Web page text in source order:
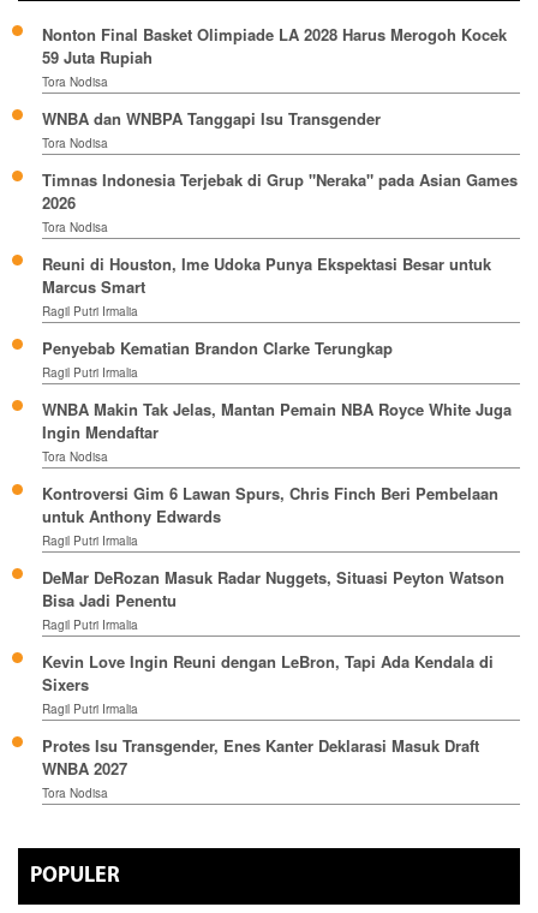
Nonton Final Basket Olimpiade LA 2028 Harus Merogoh Kocek
59 Juta Rupiah
Tora Nodisa
WNBA dan WNBPA Tanggapi Isu Transgender
Tora Nodisa
Timnas Indonesia Terjebak di Grup "Neraka" pada Asian Games
2026
Tora Nodisa
Reuni di Houston, Ime Udoka Punya Ekspektasi Besar untuk
Marcus Smart
Ragil Putri Irmalia
Penyebab Kematian Brandon Clarke Terungkap
Ragil Putri Irmalia
WNBA Makin Tak Jelas, Mantan Pemain NBA Royce White Juga
Ingin Mendaftar
Tora Nodisa
Kontroversi Gim 6 Lawan Spurs, Chris Finch Beri Pembelaan
untuk Anthony Edwards
Ragil Putri Irmalia
DeMar DeRozan Masuk Radar Nuggets, Situasi Peyton Watson
Bisa Jadi Penentu
Ragil Putri Irmalia
Kevin Love Ingin Reuni dengan LeBron, Tapi Ada Kendala di
Sixers
Ragil Putri Irmalia
Protes Isu Transgender, Enes Kanter Deklarasi Masuk Draft
WNBA 2027
Tora Nodisa
POPULER